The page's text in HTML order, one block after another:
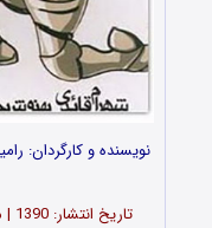
نویسنده و کارگردان: